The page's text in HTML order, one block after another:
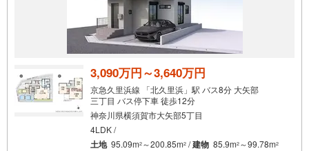
3,090万円～3,640万円
京急久里浜線 「北久里浜」駅 バス8分 大矢部
三丁目 バス停下車 徒歩12分
神奈川県横須賀市大矢部5丁目
4LDK /
土地 95.09m2 ～200.85m2 /建物 85.9m2 ～99.78m2